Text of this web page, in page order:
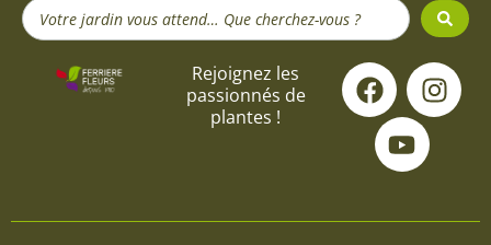
Search
...
Rejoignez les
passionnés de
plantes !
F
a
c
e
o
I
n
s
g
Y
o
u
t
u
b